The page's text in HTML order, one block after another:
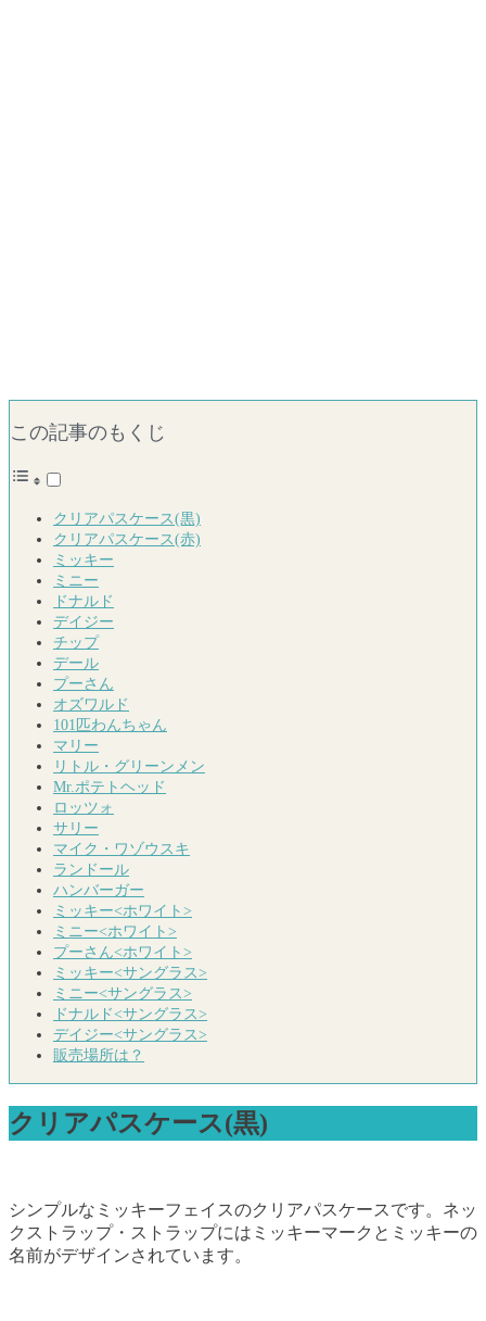
この記事のもくじ
クリアパスケース(黒)
クリアパスケース(赤)
ミッキー
ミニー
ドナルド
デイジー
チップ
デール
プーさん
オズワルド
101匹わんちゃん
マリー
リトル・グリーンメン
Mr.ポテトヘッド
ロッツォ
サリー
マイク・ワゾウスキ
ランドール
ハンバーガー
ミッキー<ホワイト>
ミニー<ホワイト>
プーさん<ホワイト>
ミッキー<サングラス>
ミニー<サングラス>
ドナルド<サングラス>
デイジー<サングラス>
販売場所は？
クリアパスケース(黒)
シンプルなミッキーフェイスのクリアパスケースです。ネッ
クストラップ・ストラップにはミッキーマークとミッキーの
名前がデザインされています。